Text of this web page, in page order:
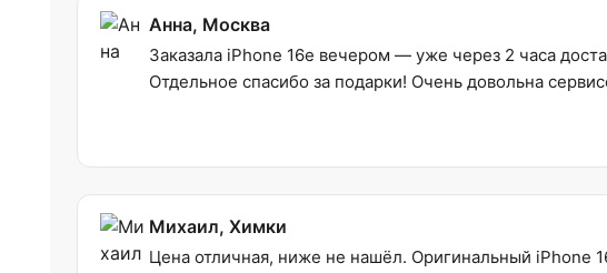
Анна, Москва
Заказала iPhone 16e вечером — уже через 2 часа
Отдельное спасибо за подарки! Очень довольна
Михаил, Химки
Цена отличная, ниже не нашёл. Оригинальный iPhone